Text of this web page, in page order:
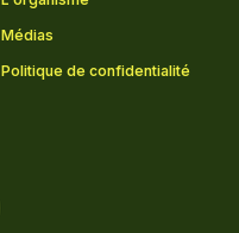
Médias
Politique de confidentialité